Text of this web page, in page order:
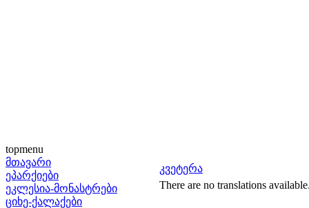
topmenu
მთავარი
ეპარქიები
ეკლესია-მონასტრები
ციხე-ქალაქები
კვეტერა
There are no translations